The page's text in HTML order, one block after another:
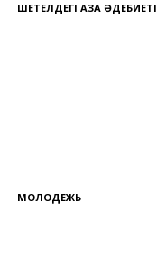
ШЕТЕЛДЕГІ ҚАЗАҚ ӘДЕБИЕТІ
МОЛОДЕЖЬ